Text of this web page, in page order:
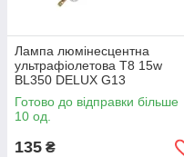
Лампа люмінесцентна
ультрафіолетова T8 15w
BL350 DELUX G13
Готово до відправки більше
10 од.
135 ₴